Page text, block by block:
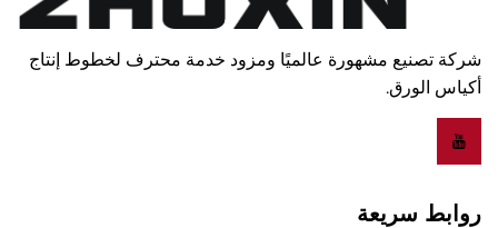
شركة تصنيع مشهورة عالميًا ومزود خدمة محترف لخطوط إنتاج
أكياس الورق.
روابط سريعة